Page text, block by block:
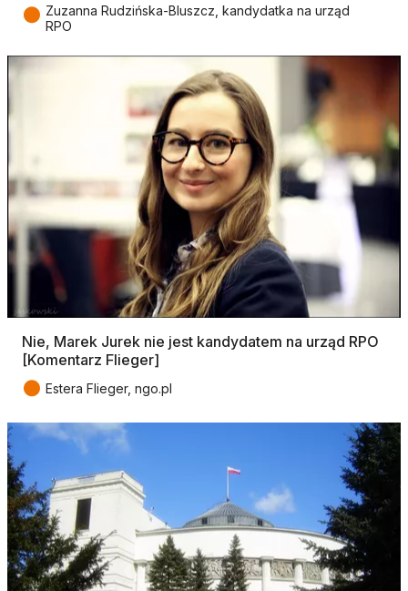
● Zuzanna Rudzińska-Bluszcz, kandydatka na urząd
RPO
Nie, Marek Jurek nie jest kandydatem na urząd RPO
[Komentarz Flieger]
● Estera Flieger, ngo.pl